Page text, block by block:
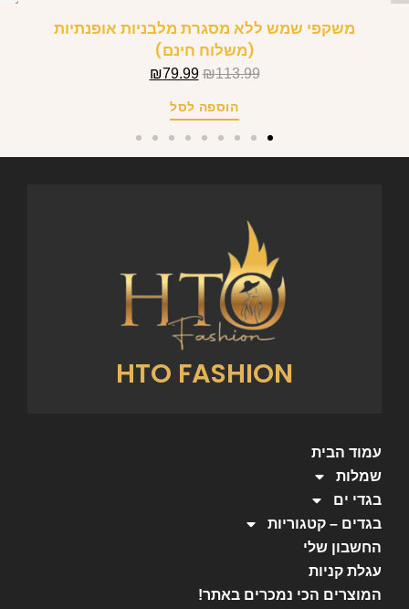
משקפי שמש ללא מסגרת מלבניות אופנתיות
(משלוח חינם)
₪113.99
₪79.99
הוספה לסל
HTO FASHION
עמוד הבית
שמלות
בגדי ים
בגדים – קטגוריות
החשבון שלי
עגלת קניות
המוצרים הכי נמכרים באתר!